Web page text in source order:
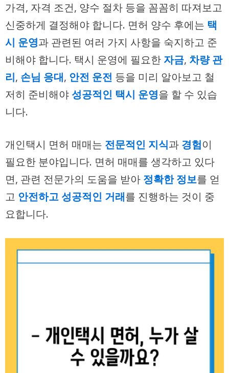
가격, 자격 조건, 양수 절차 등을 꼼꼼히 따져보고
신중하게 결정해야 합니다. 면허 양수 후에는 택
시 운영과 관련된 여러 가지 사항을 숙지하고 준
비해야 합니다. 택시 운영에 필요한 자금, 차량 관
리, 손님 응대, 안전 운전 등을 미리 알아보고 철
저히 준비해야 성공적인 택시 운영을 할 수 있습
니다.
개인택시 면허 매매는 전문적인 지식과 경험이
필요한 분야입니다. 면허 매매를 생각하고 있다
면, 관련 전문가의 도움을 받아 정확한 정보를 얻
고 안전하고 성공적인 거래를 진행하는 것이 중
요합니다.